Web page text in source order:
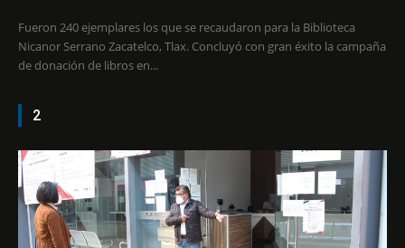
Fueron 240 ejemplares los que se recaudaron para la Biblioteca
Nicanor Serrano Zacatelco, Tlax. Concluyó con gran éxito la campaña
de donación de libros en...
2